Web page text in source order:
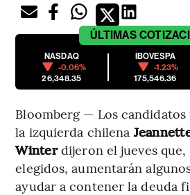
ÚLTIMAS
NASDAQ
-0.06%
26,348.35
IBOVESPA
-1.23%
175,546.36
Bloomberg — Los
la izquierda chilena
Winterdijeron el jueves
elegidos, aumentarán
ayudar a contener la deuda